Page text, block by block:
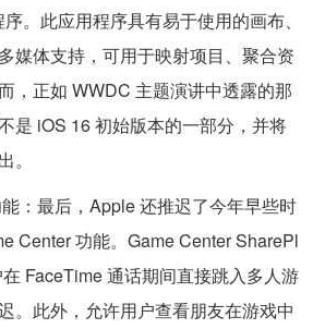
。此应用程序具有易于使用的画布、
媒体支持，可用于映射项目、聚合资
，正如 WWDC 主题演讲中透露的那
是 iOS 16 初始版本的一部分，并将
。
：最后，Apple 还推迟了今年早些时
Center 功能。Game Center SharePl
FaceTime 通话期间直接跳入多人游
。此外，允许用户查看朋友在游戏中